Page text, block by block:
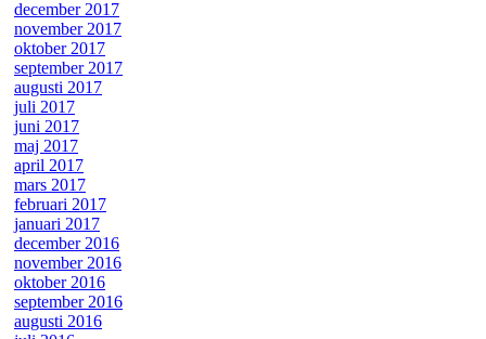
december 2017
november 2017
oktober 2017
september 2017
augusti 2017
juli 2017
juni 2017
maj 2017
april 2017
mars 2017
februari 2017
januari 2017
december 2016
november 2016
oktober 2016
september 2016
augusti 2016